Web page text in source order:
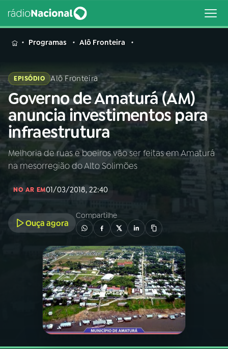
MENU
Buscar
na
Rádio
Nacional
Buscar
AO VIVO
INÍCIO
A RÁDIO
PROGRAMAÇÃO
PROGRAMAS
PODCASTS
Programas Alô Fronteira
EPISÓDIO Alô Fronteira
Governo de Amaturá (AM)
anuncia investimentos para
infraestrutura
Melhoria de ruas e boeiros vão ser feitas em Amaturá
na mesorregião do Alto Solimões
NO AR EM01/03/2018, 22:40
Ouça agora
Compartilhe